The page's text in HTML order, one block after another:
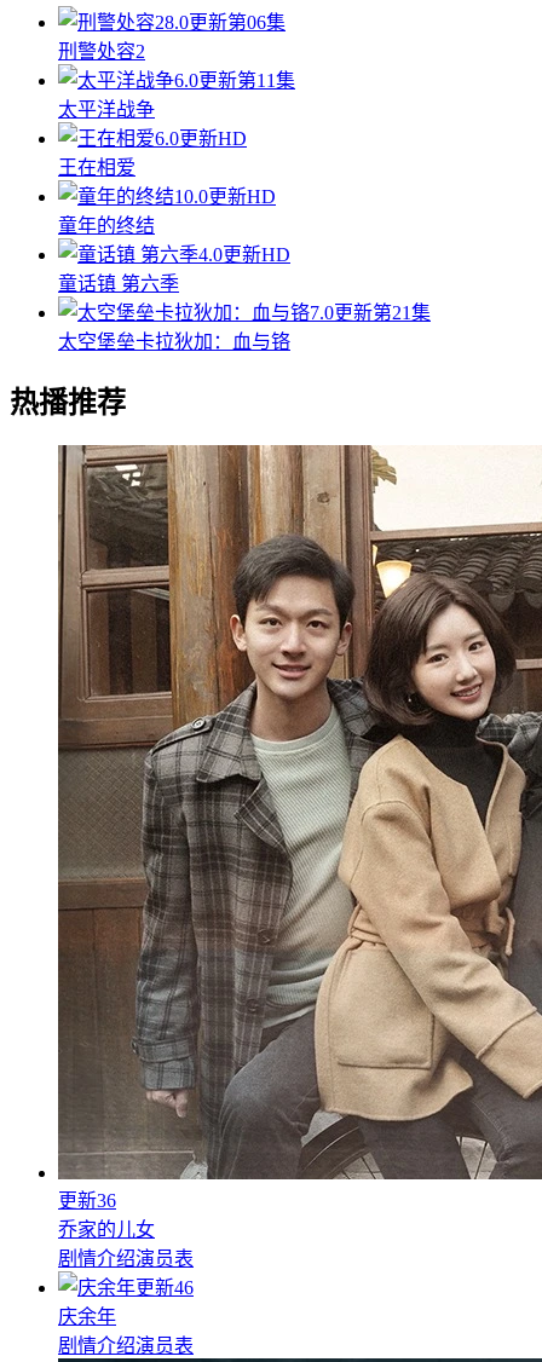
8.0更新第06集
刑警处容2
6.0更新第11集
太平洋战争
6.0更新HD
王在相爱
10.0更新HD
童年的终结
4.0更新HD
童话镇 第六季
7.0更新第21集
太空堡垒卡拉狄加：血与铬
热播推荐
更新36
乔家的儿女
剧情介绍演员表
更新46
庆余年
剧情介绍演员表